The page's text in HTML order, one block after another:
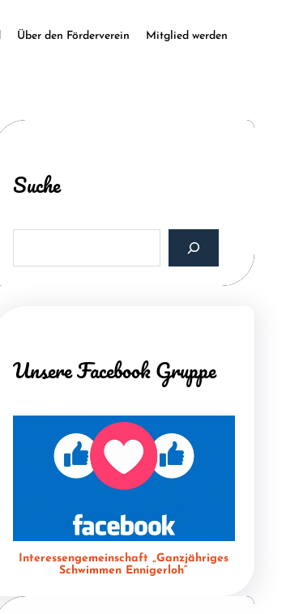
Über den Förderverein Mitglied werden
Suche
Unsere Facebook Gruppe
Interessengemeinschaft „Ganzjähriges
Schwimmen Ennigerloh“